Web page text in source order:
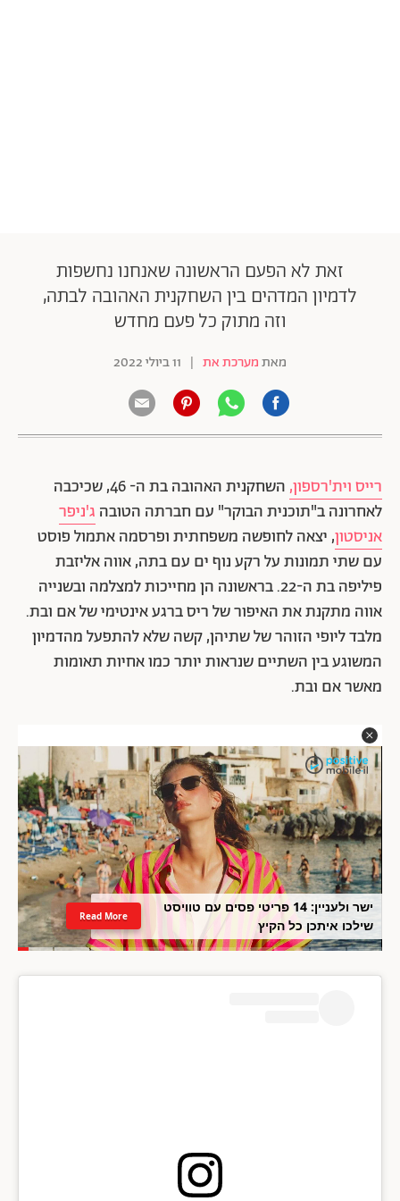
זאת לא הפעם הראשונה שאנחנו נחשפות
לדמיון המדהים בין השחקנית האהובה לבתה,
וזה מתוק כל פעם מחדש
מאתמערכת את | 11 ביולי 2022
רייס וית'רספון,
השחקנית האהובה בת ה- 46, שכיכבה
לאחרונה ב"תוכנית הבוקר" עם חברתה הטובה ג'ניפר
אניסטון, יצאה לחופשה משפחתית ופרסמה אתמול פוסט
עם שתי תמונות על רקע נוף ים עם בתה, אווה אליזבת
פיליפה בת ה-22. בראשונה הן מחייכות למצלמה ובשנייה
אווה מתקנת את האיפור של ריס ברגע אינטימי של אם ובת.
מלבד ליופי הזוהר של שתיהן, קשה שלא להתפעל מהדמיון
המשוגע בין השתיים שנראות יותר כמו אחיות תאומות
מאשר אם ובת.
ישר ולעניין: 14 פריטי פסים עם טוויסט
שילכו איתכן כל הקיץ
Read More